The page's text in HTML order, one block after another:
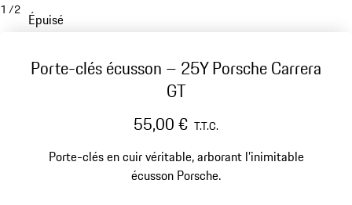
1 /2
Épuisé
Porte-clés écusson – 25Y Porsche Carrera
GT
55,00 € T.T.C.
Porte-clés en cuir véritable, arborant l’inimitable
écusson Porsche.